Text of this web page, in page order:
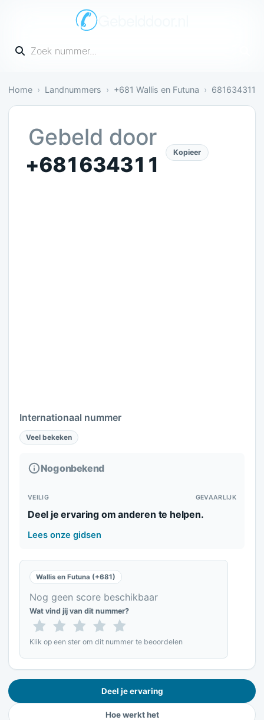
Gebelddoor.nl
Vul een telefoonnummer in
Home Landnummers +681 Wallis en Futuna 681634311
Nog onbekend: Nog geen meldingen over dit
Gebeld door
+681634311
Kopieer
Internationaal nummer
Veel bekeken
Nog onbekend
VEILIG GEVAARLIJK
Deel je ervaring om anderen te helpen.
Lees onze gidsen
Wallis en Futuna (+681)
Nog geen score beschikbaar
Wat vind jij van dit nummer?
Klik op een ster om dit nummer te beoordelen
Deel je ervaring
Hoe werkt het